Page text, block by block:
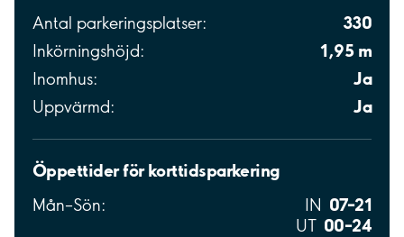
Antal parkeringsplatser: 330
Inkörningshöjd: 1,95 m
Inomhus: Ja
Uppvärmd: Ja
Öppettider för korttidsparkering
Mån–Sön: IN 07–21
UT 00–24